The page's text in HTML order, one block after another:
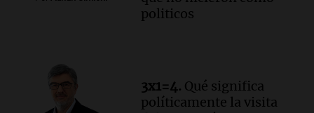
politicos
3x1=4. Qué significa
políticamente la visita